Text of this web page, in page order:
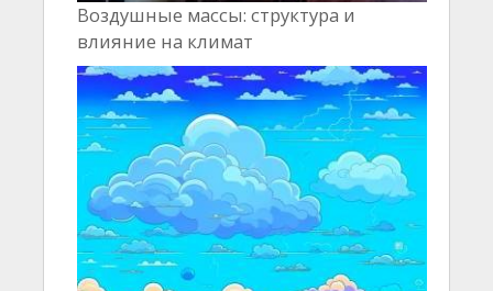
Воздушные массы: структура и
влияние на климат